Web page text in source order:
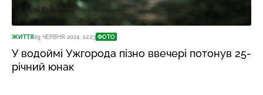
ЖИТТЯ29 ЧЕРВНЯ 2024, 12:23 ФОТО
У водоймі Ужгорода пізно ввечері потонув 25-
річний юнак